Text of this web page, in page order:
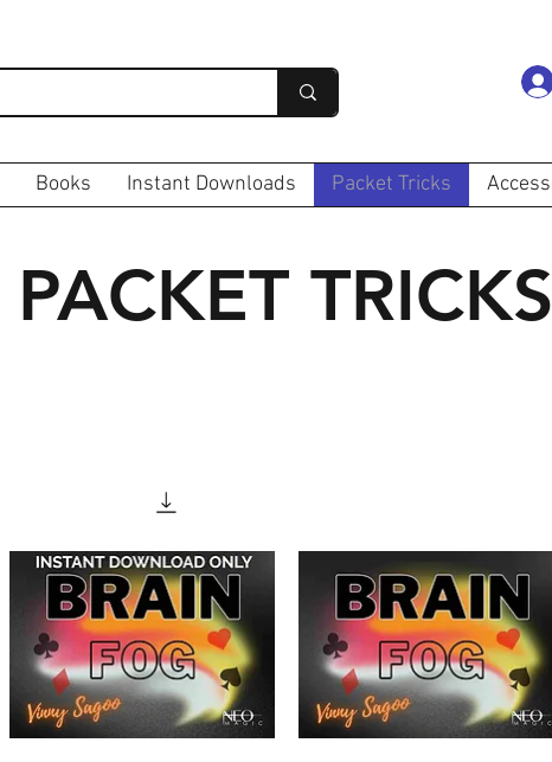
Books Instant Downloads Packet Tricks
PACKET TRICKS